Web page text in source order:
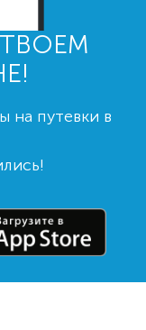
на путевки в